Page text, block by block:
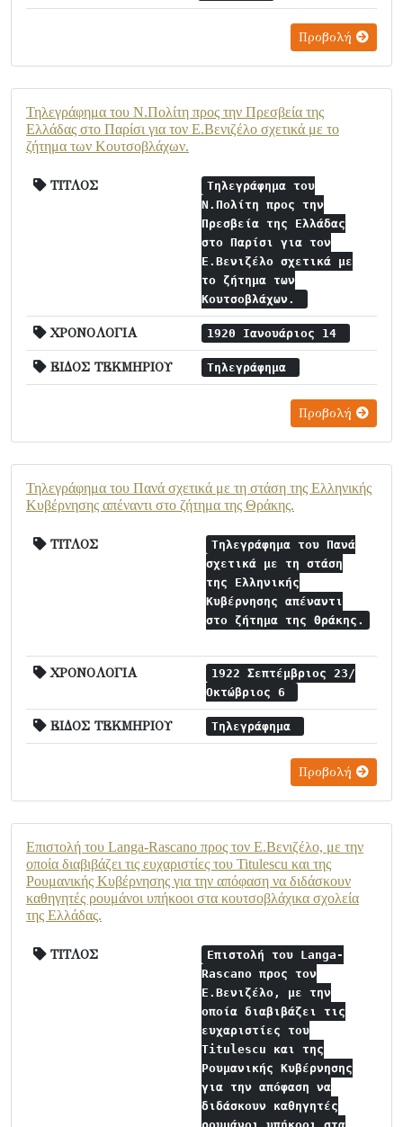
Προβολή
Τηλεγράφημα του Ν.Πολίτη προς την Πρεσβεία της
Ελλάδας στο Παρίσι για τον Ε.Βενιζέλο σχετικά με το
ζήτημα των Κουτσοβλάχων.
ΤΙΤΛΟΣ
Τηλεγράφημα του
Ν.Πολίτη προς την
Πρεσβεία της Ελλάδας
στο Παρίσι για τον
Ε.Βενιζέλο σχετικά με
το ζήτημα των
Κουτσοβλάχων.
ΧΡΟΝΟΛΟΓΙΑ 1920 Ιανουάριος 14
ΕΙΔΟΣ ΤΕΚΜΗΡΙΟΥ Τηλεγράφημα
Προβολή
Τηλεγράφημα του Πανά σχετικά με τη στάση της Ελληνικής
Κυβέρνησης απέναντι στο ζήτημα της Θράκης.
ΤΙΤΛΟΣ
Τηλεγράφημα του Πανά
σχετικά με τη στάση
της Ελληνικής
Κυβέρνησης απέναντι
στο ζήτημα της Θράκης.
ΧΡΟΝΟΛΟΓΙΑ
1922 Σεπτέμβριος 23/
Οκτώβριος 6
ΕΙΔΟΣ ΤΕΚΜΗΡΙΟΥ Τηλεγράφημα
Προβολή
Επιστολή του Langa-Rascano προς τον Ε.Βενιζέλο, με την
οποία διαβιβάζει τις ευχαριστίες του Titulescu και της
Ρουμανικής Κυβέρνησης για την απόφαση να διδάσκουν
καθηγητές ρουμάνοι υπήκοοι στα κουτσοβλάχικα σχολεία
της Ελλάδας.
ΤΙΤΛΟΣ
Επιστολή του Langa-
Rascano προς τον
Ε.Βενιζέλο, με την
οποία διαβιβάζει τις
ευχαριστίες του
Titulescu και της
Ρουμανικής Κυβέρνησης
για την απόφαση να
διδάσκουν καθηγητές